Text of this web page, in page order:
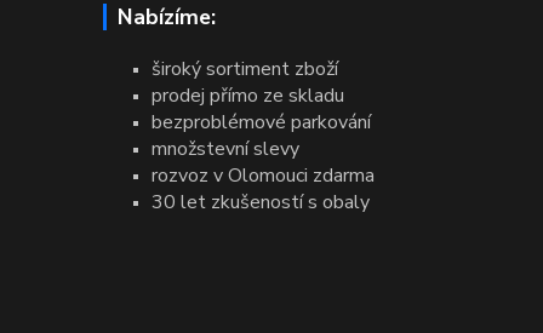
Nabízíme:
široký sortiment zboží
prodej přímo ze skladu
bezproblémové parkování
množstevní slevy
rozvoz v Olomouci zdarma
30 let zkušeností s obaly